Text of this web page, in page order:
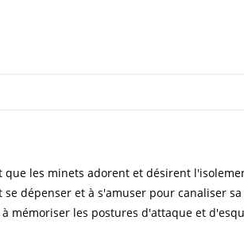
les minets adorent et désirent
dépenser et à s'amuser pour canaliser
mémoriser les postures d'attaque et